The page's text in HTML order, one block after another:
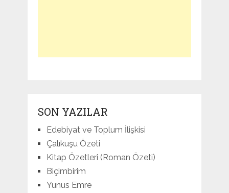
SON YAZILAR
Edebiyat ve Toplum İlişkisi
Çalıkuşu Özeti
Kitap Özetleri (Roman Özeti)
Biçimbirim
Yunus Emre